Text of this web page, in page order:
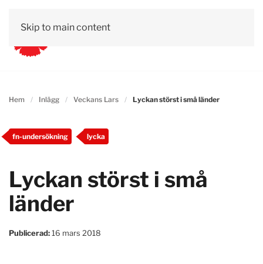
Skip to main content
Hem Inlägg Veckans Lars Lyckan störst i små länder
fn-undersökning lycka
Lyckan störst i små
länder
Publicerad:16 mars 2018